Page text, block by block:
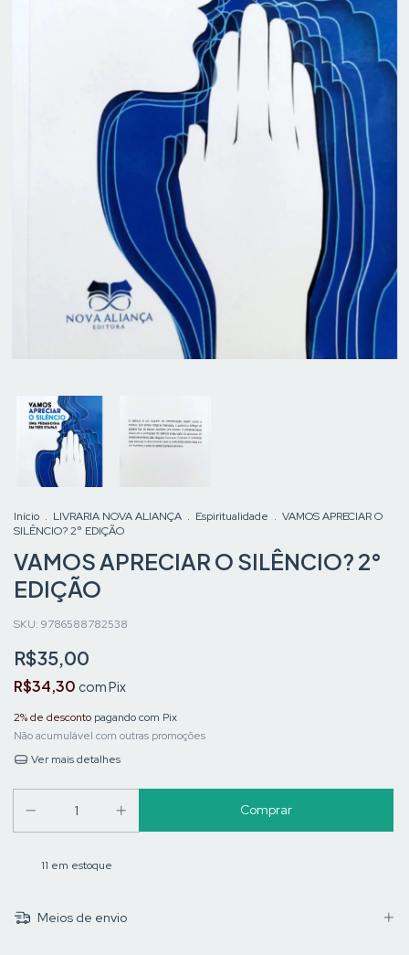
Início . LIVRARIA NOVA ALIANÇA . Espiritualidade . VAMOS APRECIAR O
SILÊNCIO? 2° EDIÇÃO
VAMOS APRECIAR O SILÊNCIO? 2°
EDIÇÃO
SKU: 9786588782538
R$35,00
R$34,30 comPix
2% de desconto pagando com Pix
Não acumulável com outras promoções
Ver mais detalhes
11 em estoque
Meios de envio